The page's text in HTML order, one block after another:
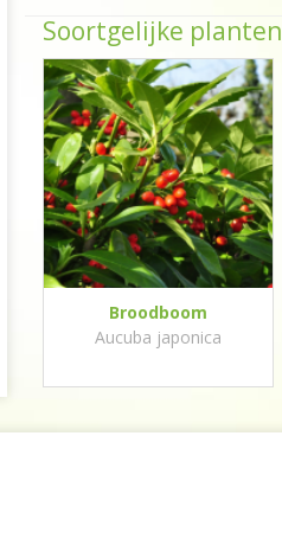
Soortgelijke planten
Broodboom
Aucuba japonica